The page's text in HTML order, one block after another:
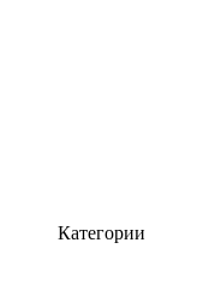
Категории